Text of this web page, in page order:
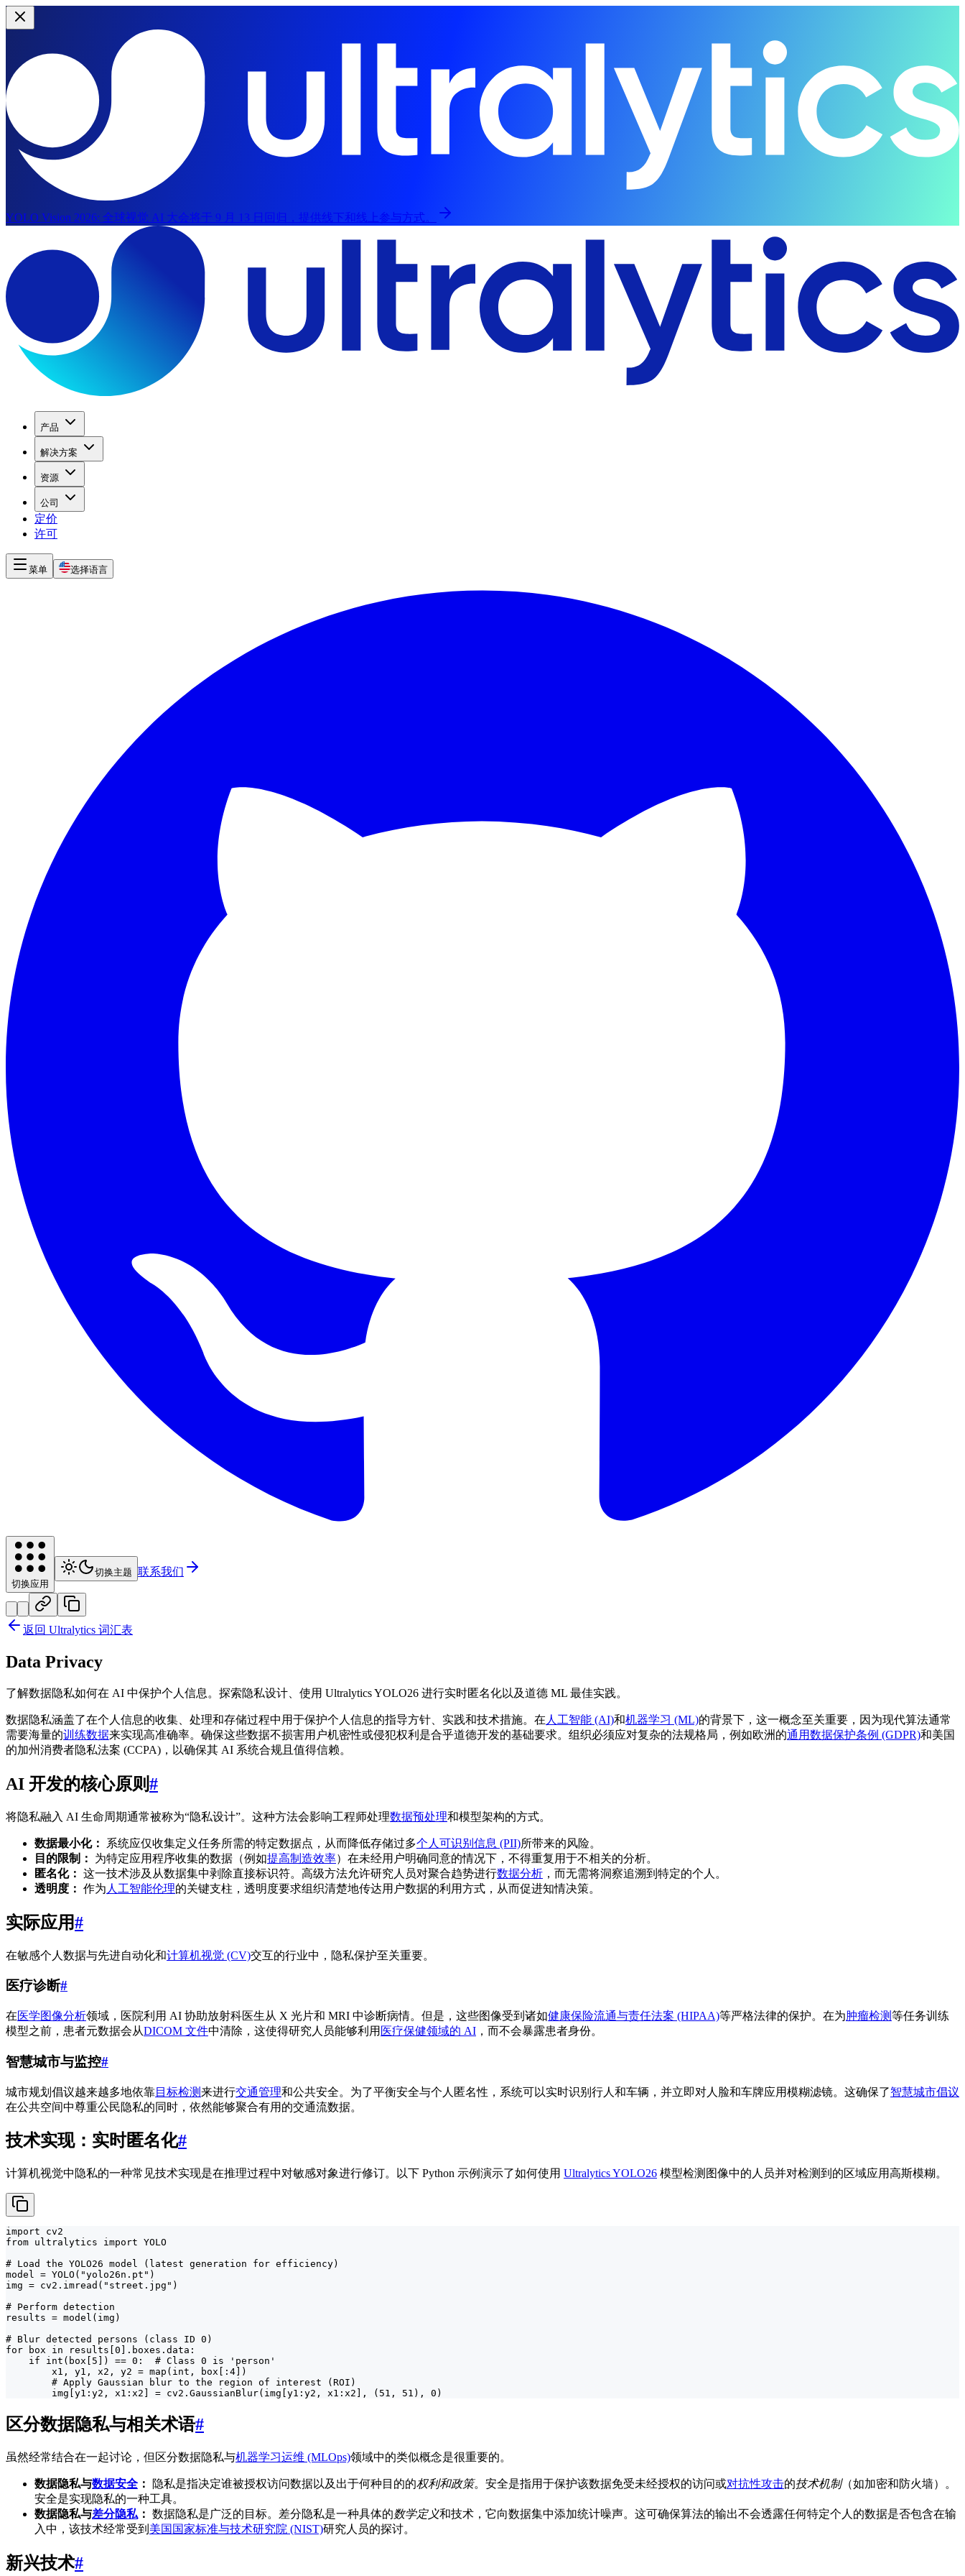
YOLO Vision 2026: 全球视觉 AI 大会将于 9 月 13 日回归，提供线下和线上参与方式。
产品
解决方案
资源
公司
定价
许可
菜单 选择语言
切换应用
切换主题 联系我们
返回 Ultralytics 词汇表
Data Privacy
了解数据隐私如何在 AI 中保护个人信息。探索隐私设计、使用 Ultralytics YOLO26 进行实时匿名化以及道德 ML 最佳实践。
数据隐私涵盖了在个人信息的收集、处理和存储过程中用于保护个人信息的指导方针、实践和技术措施。在 人工智能 (AI)和机器学习 (ML)的背景下，这一概念至关重要，因为现代算法通常
需要海量的训练数据来实现高准确率。确保这些数据不损害用户机密性或侵犯权利是合乎道德开发的基础要求。组织必须应对复杂的法规格局，例如欧洲的通用数据保护条例 (GDPR)和美国
的加州消费者隐私法案 (CCPA)，以确保其 AI 系统合规且值得信赖。
AI 开发的核心原则#
将隐私融入 AI 生命周期通常被称为“隐私设计”。这种方法会影响工程师处理数据预处理和模型架构的方式。
数据最小化： 系统应仅收集定义任务所需的特定数据点，从而降低存储过多个人可识别信息 (PII)所带来的风险。
目的限制：
为特定应用程序收集的数据（例如提高制造效率）在未经用户明确同意的情况下，不得重复用于不相关的分析。
匿名化： 这一技术涉及从数据集中剥除直接标识符。高级方法允许研究人员对聚合趋势进行数据分析 ，而无需将洞察追溯到特定的个人。
透明度： 作为 人工智能伦理的关键支柱，透明度要求组织清楚地传达用户数据的利用方式，从而促进知情决策。
实际应用#
在敏感个人数据与先进自动化和计算机视觉 (CV)交互的行业中，隐私保护至关重要。
医疗诊断#
在医学图像分析领域，医院利用 AI 协助放射科医生从 X 光片和 MRI 中诊断病情。但是，这些图像受到诸如健康保险流通与责任法案 (HIPAA)等严格法律的保护。在为肿瘤检测等任务训练
模型之前，患者元数据会从DICOM 文件中清除，这使得研究人员能够利用 医疗保健领域的 AI ，而不会暴露患者身份。
智慧城市与监控#
城市规划倡议越来越多地依靠目标检测来进行交通管理和公共安全。为了平衡安全与个人匿名性，系统可以实时识别行人和车辆，并立即对人脸和车牌应用模糊滤镜。这确保了智慧城市倡议
在公共空间中尊重公民隐私的同时，依然能够聚合有用的交通流数据。
技术实现：实时匿名化#
计算机视觉中隐私的一种常见技术实现是在推理过程中对敏感对象进行修订。以下 Python 示例演示了如何使用 Ultralytics YOLO26 模型检测图像中的人员并对检测到的区域应用高斯模糊。
import cv2
from ultralytics import YOLO
# Load the YOLO26 model (latest generation for efficiency)
model = YOLO("yolo26n.pt")
img = cv2.imread("street.jpg")
# Perform detection
results = model(img)
# Blur detected persons (class ID 0)
for box in results[0].boxes.data:
    if int(box[5]) == 0:  # Class 0 is 'person'
        x1, y1, x2, y2 = map(int, box[:4])
        # Apply Gaussian blur to the region of interest (ROI)
        img[y1:y2, x1:x2] = cv2.GaussianBlur(img[y1:y2, x1:x2], (51, 51), 0)
区分数据隐私与相关术语#
虽然经常结合在一起讨论，但区分数据隐私与机器学习运维 (MLOps)领域中的类似概念是很重要的。
数据隐私与数据安全 ： 隐私是指决定谁被授权访问数据以及出于何种目的的权利和政策。安全是指用于保护该数据免受未经授权的访问或对抗性攻击的技术机制（如加密和防火墙）。
安全是实现隐私的一种工具。
数据隐私与差分隐私 ： 数据隐私是广泛的目标。差分隐私是一种具体的数学定义和技术，它向数据集中添加统计噪声。这可确保算法的输出不会透露任何特定个人的数据是否包含在输
入中，该技术经常受到 美国国家标准与技术研究院 (NIST)研究人员的探讨。
新兴技术#